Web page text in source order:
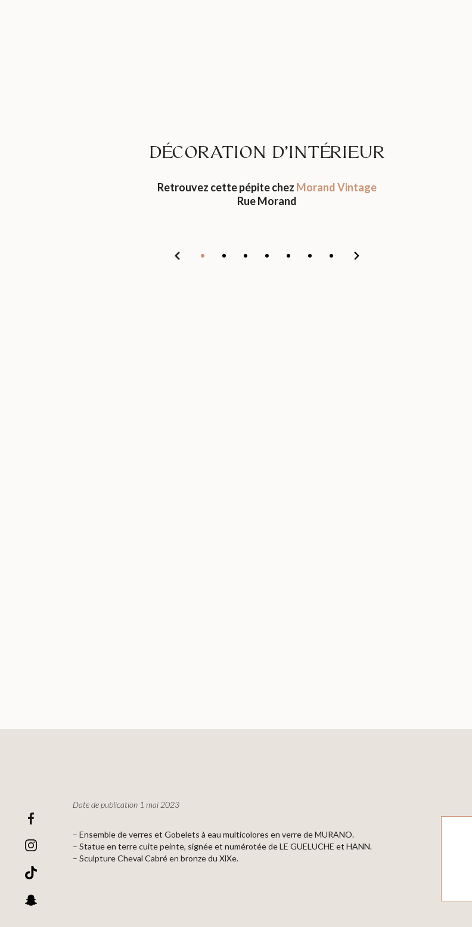
DÉCORATION D’INTÉRIEUR
Retrouvez cette pépite chez Morand Vintage
Rue Morand
Date de publication 1 mai 2023
– Ensemble de verres et Gobelets à eau multicolores en verre de MURANO.
– Statue en terre cuite peinte, signée et numérotée de LE GUELUCHE et HANN.
– Sculpture Cheval Cabré en bronze du XlXe.